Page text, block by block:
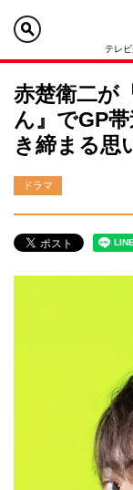
テレ
赤楚衛二が
ん』でGP
き締まる思
ドラマ